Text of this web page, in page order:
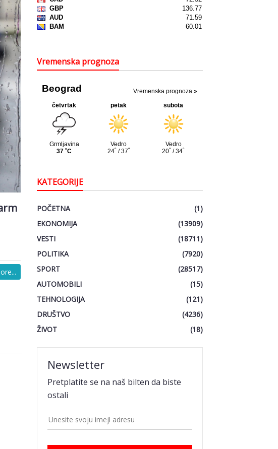
Vremenska prognoza
KATEGORIJE
POČETNA
(1)
EKONOMIJA
(13909)
VESTI
(18711)
POLITIKA
(7920)
SPORT
(28517)
AUTOMOBILI
(15)
TEHNOLOGIJA
(121)
DRUŠTVO
(4236)
ŽIVOT
(18)
Newsletter
Pretplatite se na naš bilten da biste
ostali